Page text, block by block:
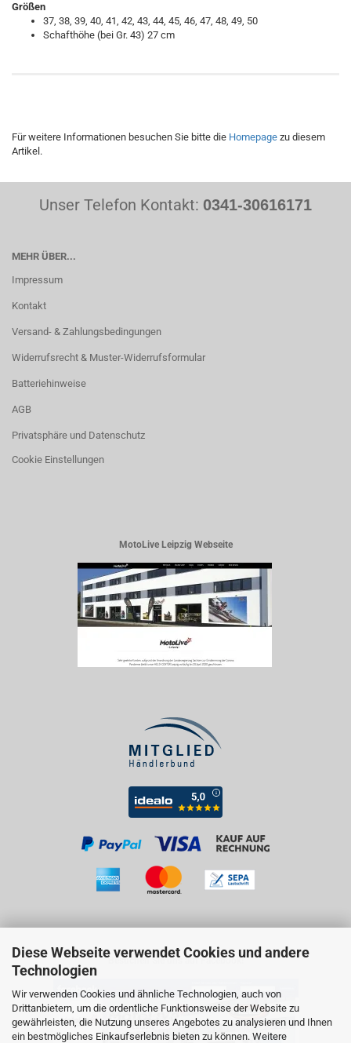
Diese Webseite verwendet Cookies und andere
Technologien
Wir verwenden Cookies und ähnliche Technologien, auch von
Drittanbietern, um die ordentliche Funktionsweise der Website zu
gewährleisten, die Nutzung unseres Angebotes zu analysieren und Ihnen
ein bestmögliches Einkaufserlebnis bieten zu können. Weitere
Größen
37, 38, 39, 40, 41, 42, 43, 44, 45, 46, 47, 48, 49, 50
Schafthöhe (bei Gr. 43) 27 cm
Für weitere Informationen besuchen Sie bitte die Homepage zu diesem
Artikel.
Unser Telefon Kontakt: 0341-30616171
MEHR ÜBER...
Impressum
Kontakt
Versand- & Zahlungsbedingungen
Widerrufsrecht & Muster-Widerrufsformular
Batteriehinweise
AGB
Privatsphäre und Datenschutz
Cookie Einstellungen
MotoLive Leipzig Webseite
Besuchen Sie uns auf Facebook!